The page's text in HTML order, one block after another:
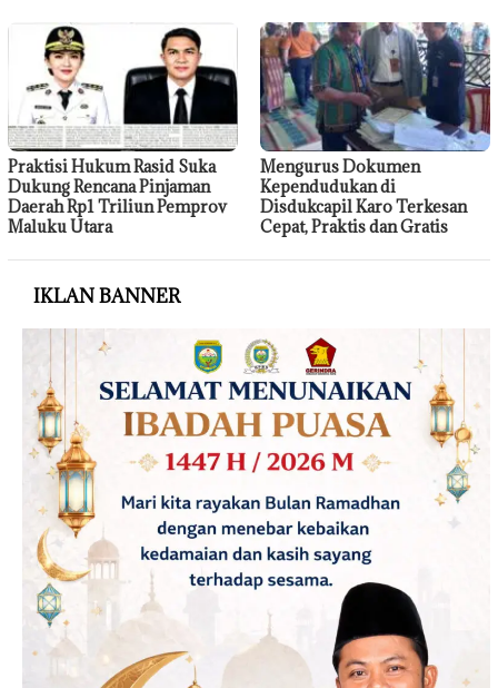
Praktisi Hukum Rasid Suka
Dukung Rencana Pinjaman
Daerah Rp1 Triliun Pemprov
Maluku Utara
Mengurus Dokumen
Kependudukan di
Disdukcapil Karo Terkesan
Cepat, Praktis dan Gratis
IKLAN BANNER